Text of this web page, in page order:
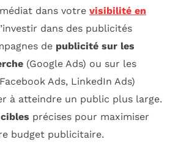
dans votre visibilité en
dans des publicités
de publicité sur les
(Google Ads) ou sur les
Ads, LinkedIn Ads)
à atteindre un public plus large.
cibles précises pour maximiser
budget publicitaire.